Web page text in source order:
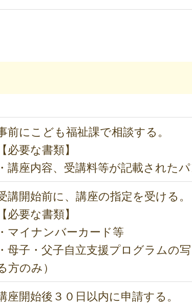
前にこども福祉課で相談する。
【必要な書類】
・講座内容、受講料等が記載された
講開始前に、講座の指定を受ける。
【必要な書類】
・マイナンバーカード等
・母子・父子自立支援プログラムの
方のみ）
座開始後３０日以内に申請する。